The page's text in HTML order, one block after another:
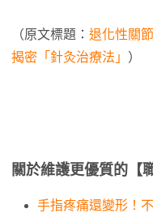
（原文標題： 退化性關
揭密「針灸治療法」 ）
關於維護更優質的【
手指疼痛還變形！